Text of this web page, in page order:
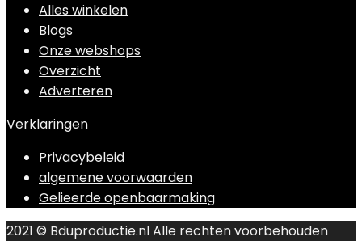
Alles winkelen
Blogs
Onze webshops
Overzicht
Adverteren
Verklaringen
Privacybeleid
algemene voorwaarden
Gelieerde openbaarmaking
2021 © Bduproductie.nl Alle rechten voorbehouden